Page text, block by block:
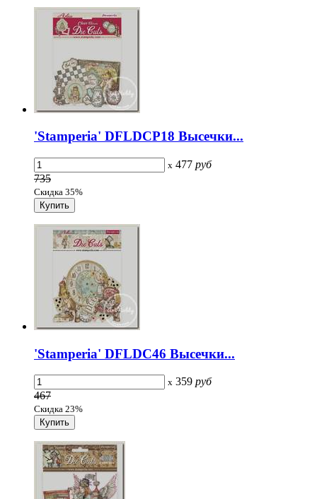
'Stamperia' DFLDCP18 Высечки...
x 477 руб
735
Скидка 35%
'Stamperia' DFLDC46 Высечки...
x 359 руб
467
Скидка 23%